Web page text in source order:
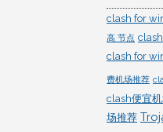
clash for
高 节点
clash for
费机场推荐
clash便宜
场推荐